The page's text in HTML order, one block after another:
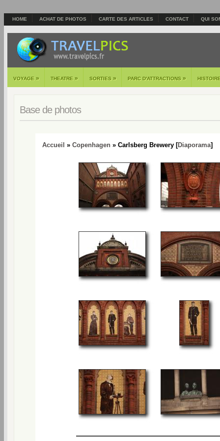
HOME ACHAT DE PHOTOS CARTE DES ARTICLES CONTACT QUI
VOYAGE » THEATRE » SORTIES » PARC D'ATTRACTIONS »
Base de photos
Accueil » Copenhagen » Carlsberg Brewery [Diaporama]